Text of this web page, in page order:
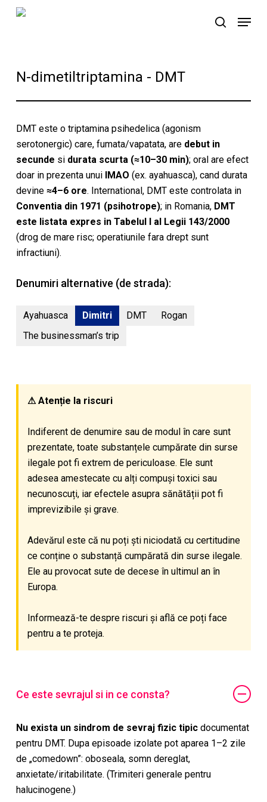
Skip
search
Menu
N-dimetiltriptamina - DMT
DMT este o triptamina psihedelica (agonism
serotonergic) care, fumata/vapatata, are debut in
secunde si durata scurta (≈10–30 min); oral are efect
doar in prezenta unui IMAO (ex. ayahuasca), cand durata
devine ≈4–6 ore. International, DMT este controlata in
Conventia din 1971 (psihotrope); in Romania, DMT
este listata expres in Tabelul I al Legii 143/2000
(drog de mare risc; operatiunile fara drept sunt
infractiuni).
Denumiri alternative (de strada):
Ayahuasca Dimitri DMT
Rogan
The businessman’s trip
⚠ Atenție la riscuri
Indiferent de denumire sau de modul în care sunt
prezentate, toate substanțele cumpărate din surse
ilegale pot fi extrem de periculoase. Ele sunt
adesea amestecate cu alți compuși toxici sau
necunoscuți, iar efectele asupra sănătății pot fi
imprevizibile și grave.
Adevărul este că nu poți ști niciodată cu certitudine
ce conține o substanță cumpărată din surse ilegale.
Ele au provocat sute de decese în ultimul an în
Europa.
Informează-te despre riscuri și află ce poți face
pentru a te proteja.
Ce este sevrajul si in ce consta?
Nu exista un sindrom de sevraj fizic tipicdocumentat
pentru DMT. Dupa episoade izolate pot aparea 1–2 zile
de „comedown”: oboseala, somn dereglat,
anxietate/iritabilitate. (Trimiteri generale pentru
halucinogene.)